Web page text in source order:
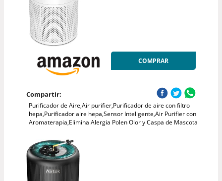
COMPRAR
Compartir:
Purificador de Aire,Air purifier,Purificador de aire con filtro
hepa,Purificador aire hepa,Sensor Inteligente,Air Purifier con
Aromaterapia,Elimina Alergia Polen Olor y Caspa de Mascota